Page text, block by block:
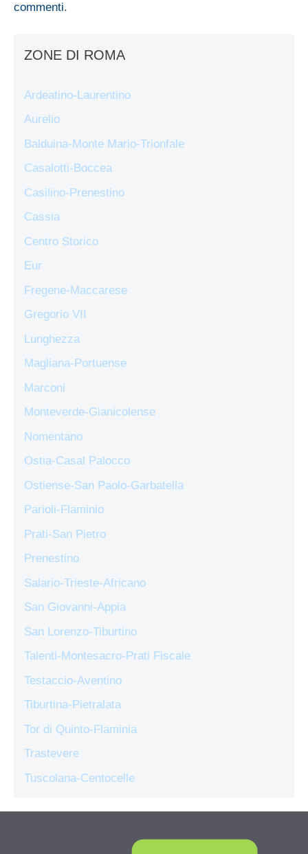
commenti.
ZONE DI ROMA
Ardeatino-Laurentino
Aurelio
Balduina-Monte Mario-Trionfale
Casalotti-Boccea
Casilino-Prenestino
Cassia
Centro Storico
Eur
Fregene-Maccarese
Gregorio VII
Lunghezza
Magliana-Portuense
Marconi
Monteverde-Gianicolense
Nomentano
Ostia-Casal Palocco
Ostiense-San Paolo-Garbatella
Parioli-Flaminio
Prati-San Pietro
Prenestino
Salario-Trieste-Africano
San Giovanni-Appia
San Lorenzo-Tiburtino
Talenti-Montesacro-Prati Fiscale
Testaccio-Aventino
Tiburtina-Pietralata
Tor di Quinto-Flaminia
Trastevere
Tuscolana-Centocelle